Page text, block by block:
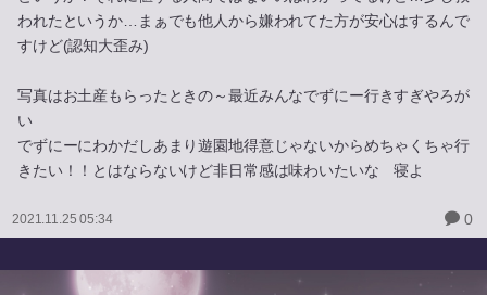
われたというか…まぁでも他人から嫌われてた方が安心はするんで
すけど(認知大歪み)
写真はお土産もらったときの～最近みんなでずにー行きすぎやろが
い
でずにーにわかだしあまり遊園地得意じゃないからめちゃくちゃ行
きたい！！とはならないけど非日常感は味わいたいな 寝よ
2021.11.25 05:34 0